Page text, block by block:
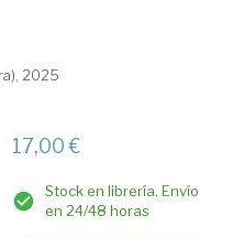
2025
17,00 €
Stock en librería. Envío
en 24/48 horas